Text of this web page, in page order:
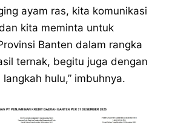
ayam ras, kita komunikasi
kita meminta untuk
Banten dalam rangka
ternak, begitu juga dengan
hulu,” imbuhnya.